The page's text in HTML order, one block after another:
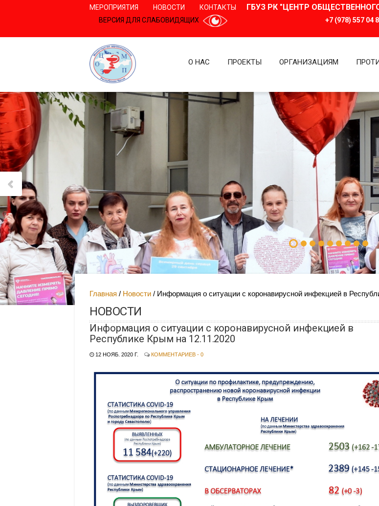
МЕРОПРИЯТИЯ НОВОСТИ
КОНТАКТЫ
ВЕРСИЯ ДЛЯ СЛАБОВИДЯЩИХ
ГБУЗ РК "ЦЕНТР
+7 (978) 557 04
О НАС ПРОЕКТЫ ОРГАНИЗАЦИЯМ
Главная Новости Информация о ситуации с коронавирусной инфекцией в
НОВОСТИ
Информация о ситуации с коронавирусной инфекцией в
Республике Крым на 12.11.2020
12 НОЯБ. 2020 Г. КОММЕНТАРИЕВ - 0